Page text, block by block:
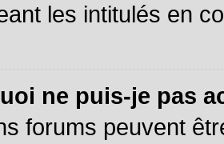
les intitulés en
ne puis-je pas
forums peuvent